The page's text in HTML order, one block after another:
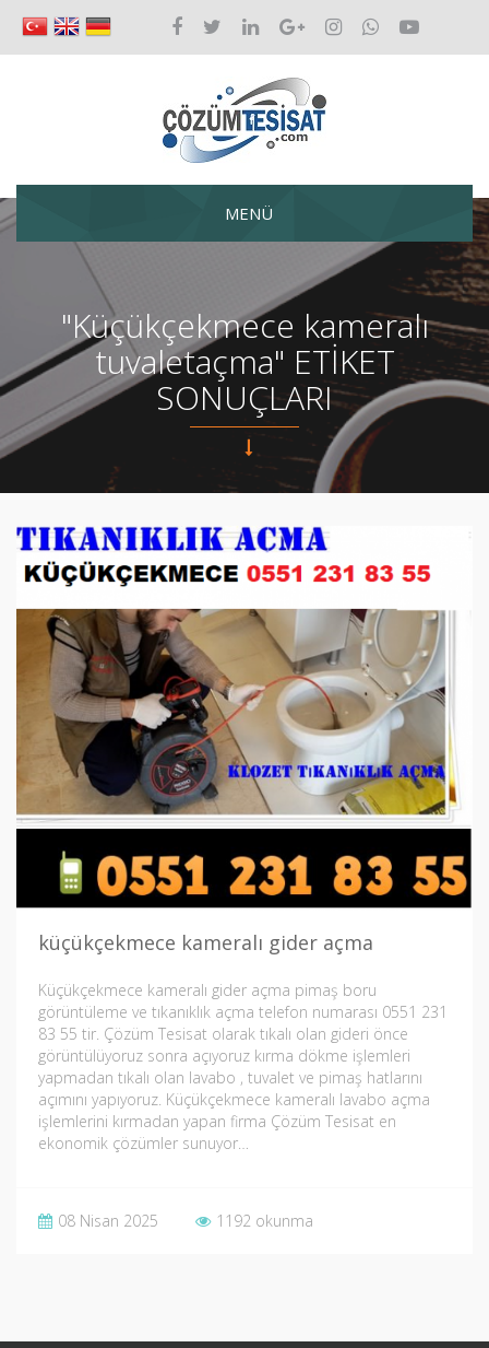
MENÜ
"Küçükçekmece kameralı
tuvaletaçma" ETİKET
SONUÇLARI
küçükçekmece kameralı gider açma
Küçükçekmece kameralı gider açma pimaş boru
görüntüleme ve tıkanıklık açma telefon numarası 0551 231
83 55 tir. Çözüm Tesisat olarak tıkalı olan gideri önce
görüntülüyoruz sonra açıyoruz kırma dökme işlemleri
yapmadan tıkalı olan lavabo , tuvalet ve pimaş hatlarını
açımını yapıyoruz. Küçükçekmece kameralı lavabo açma
işlemlerini kırmadan yapan firma Çözüm Tesisat en
ekonomik çözümler sunuyor…
08 Nisan 2025 1192 okunma